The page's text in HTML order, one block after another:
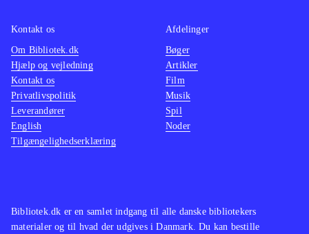
Bibliotek.dk er en samlet indgang til alle danske bibliotekers
materialer og til hvad der udgives i Danmark. Du kan bestille
Kontakt os
Om Bibliotek.dk
Hjælp og vejledning
Kontakt os
Privatlivspolitik
Leverandører
English
Tilgængelighedserklæring
Afdelinger
Bøger
Artikler
Film
Musik
Spil
Noder